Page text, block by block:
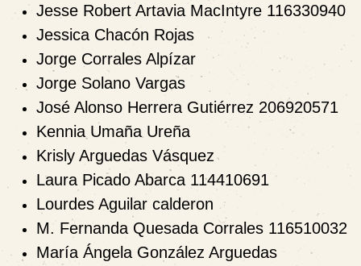
Jesse Robert Artavia MacIntyre 116330940
Jessica Chacón Rojas
Jorge Corrales Alpízar
Jorge Solano Vargas
José Alonso Herrera Gutiérrez 206920571
Kennia Umaña Ureña
Krisly Arguedas Vásquez
Laura Picado Abarca 114410691
Lourdes Aguilar calderon
M. Fernanda Quesada Corrales 116510032
María Ángela González Arguedas